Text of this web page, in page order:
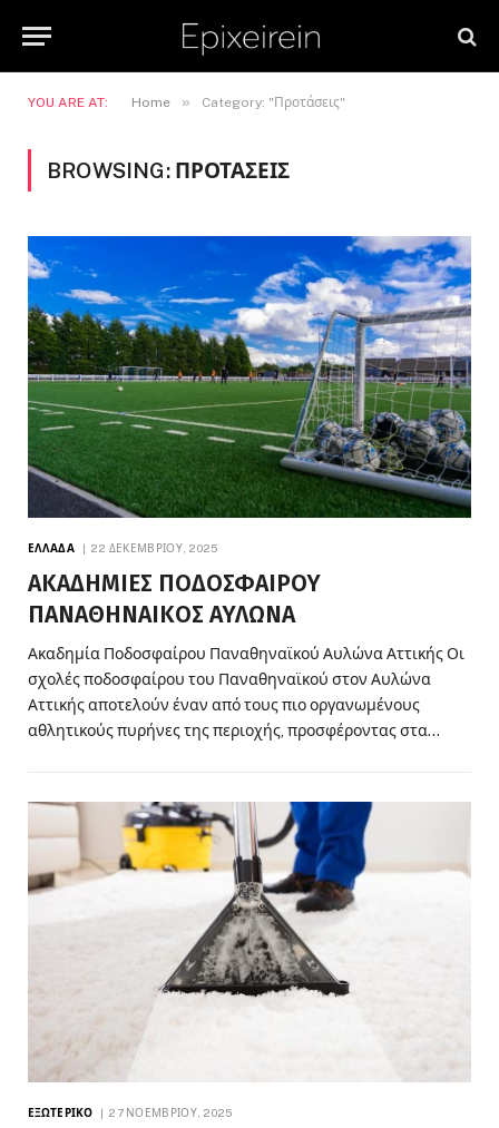
YOU ARE AT: Home » Category: "Προτάσεις"
BROWSING: ΠΡΟΤΆΣΕΙΣ
ΕΛΛΆΔΑ 22 ΔΕΚΕΜΒΡΊΟΥ, 2025
ΑΚΑΔΗΜΙΕΣ ΠΟΔΟΣΦΑΙΡΟΥ
ΠΑΝΑΘΗΝΑΙΚΟΣ ΑΥΛΩΝΑ
Ακαδημία Ποδοσφαίρου Παναθηναϊκού Αυλώνα Αττικής Οι
σχολές ποδοσφαίρου του Παναθηναϊκού στον Αυλώνα
Αττικής αποτελούν έναν από τους πιο οργανωμένους
αθλητικούς πυρήνες της περιοχής, προσφέροντας στα…
ΕΞΩΤΕΡΙΚΌ 27 ΝΟΕΜΒΡΊΟΥ, 2025